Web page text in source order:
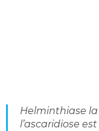
Helminthiase
l’ascaridiose